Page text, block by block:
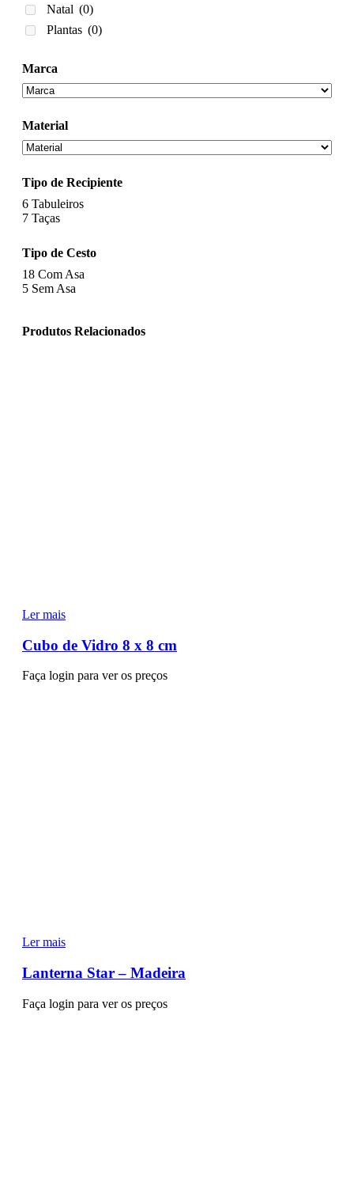
Natal (0)
Plantas (0)
Marca
Material
Tipo de Recipiente
6 Tabuleiros
7 Taças
Tipo de Cesto
18 Com Asa
5 Sem Asa
Produtos Relacionados
Ler mais
Cubo de Vidro 8 x 8 cm
Faça login para ver os preços
Ler mais
Lanterna Star – Madeira
Faça login para ver os preços